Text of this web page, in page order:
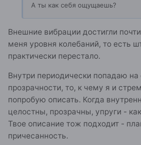
А ты как себя ощущаешь?
Внешние вибрации достигли
меня уровня колебаний, то есть
практически перестало.
Внутри периодически попадаю на
прозрачности, то, к чему я и
попробую описать. Когда
целостны, прозрачны, упруги -
Твое описание тож подходит -
причесанность.